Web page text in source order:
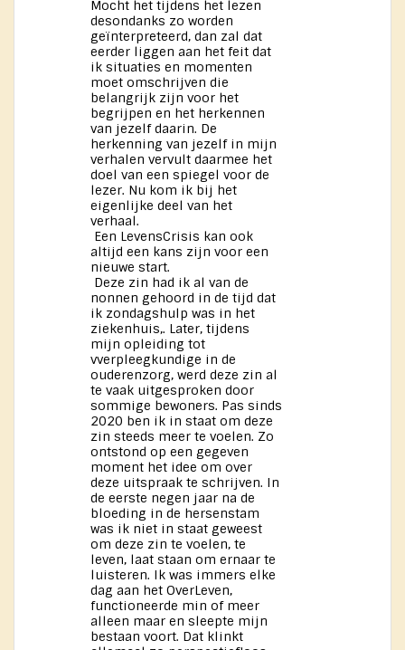
Mocht het tijdens het lezen
desondanks zo worden
geïnterpreteerd, dan zal dat
eerder liggen aan het feit dat
ik situaties en momenten
moet omschrijven die
belangrijk zijn voor het
begrijpen en het herkennen
van jezelf daarin. De
herkenning van jezelf in mijn
verhalen vervult daarmee het
doel van een spiegel voor de
lezer. Nu kom ik bij het
eigenlijke deel van het
verhaal.
Een LevensCrisis kan ook
altijd een kans zijn voor een
nieuwe start.
Deze zin had ik al van de
nonnen gehoord in de tijd dat
ik zondagshulp was in het
ziekenhuis,. Later, tijdens
mijn opleiding tot
vverpleegkundige in de
ouderenzorg, werd deze zin al
te vaak uitgesproken door
sommige bewoners. Pas sinds
2020 ben ik in staat om deze
zin steeds meer te voelen. Zo
ontstond op een gegeven
moment het idee om over
deze uitspraak te schrijven. In
de eerste negen jaar na de
bloeding in de hersenstam
was ik niet in staat geweest
om deze zin te voelen, te
leven, laat staan om ernaar te
luisteren. Ik was immers elke
dag aan het OverLeven,
functioneerde min of meer
alleen maar en sleepte mijn
bestaan voort. Dat klinkt